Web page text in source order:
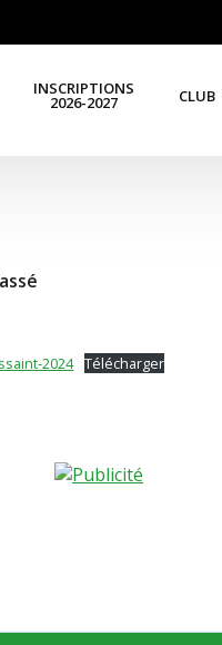
INSCRIPTIONS
2026-2027 CLUB
2024 Télécharger